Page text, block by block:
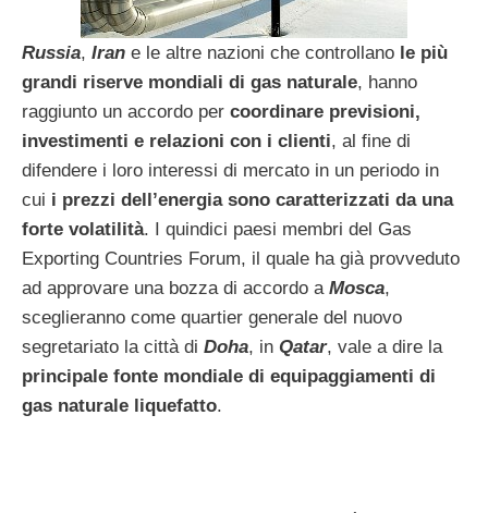
Russia, Iran e le altre nazioni che controllano le più
grandi riserve mondiali di gas naturale, hanno
raggiunto un accordo per coordinare previsioni,
investimenti e relazioni con i clienti, al fine di
difendere i loro interessi di mercato in un periodo in
cui i prezzi dell’energia sono caratterizzati da una
forte volatilità. I quindici paesi membri del Gas
Exporting Countries Forum, il quale ha già provveduto
ad approvare una bozza di accordo a Mosca,
sceglieranno come quartier generale del nuovo
segretariato la città di Doha, in Qatar, vale a dire la
principale fonte mondiale di equipaggiamenti di
gas naturale liquefatto.